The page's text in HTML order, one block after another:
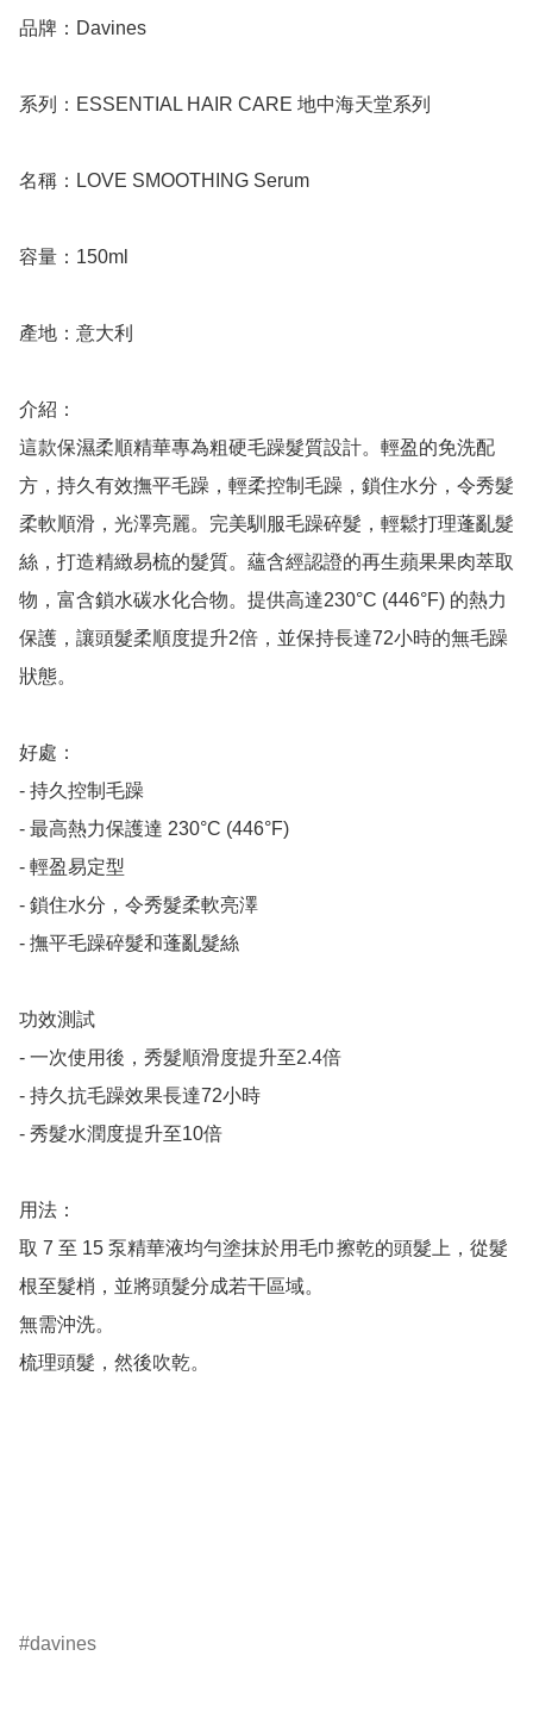
品牌：Davines
系列：ESSENTIAL HAIR CARE 地中海天堂系列
名稱：LOVE SMOOTHING Serum
容量：150ml
產地：意大利
介紹：
這款保濕柔順精華專為粗硬毛躁髮質設計。輕盈的免洗配
方，持久有效撫平毛躁，輕柔控制毛躁，鎖住水分，令秀髮
柔軟順滑，光澤亮麗。完美馴服毛躁碎髮，輕鬆打理蓬亂髮
絲，打造精緻易梳的髮質。蘊含經認證的再生蘋果果肉萃取
物，富含鎖水碳水化合物。提供高達230°C (446°F) 的熱力
保護，讓頭髮柔順度提升2倍，並保持長達72小時的無毛躁
狀態。
好處：
- 持久控制毛躁
- 最高熱力保護達 230°C (446°F)
- 輕盈易定型
- 鎖住水分，令秀髮柔軟亮澤
- 撫平毛躁碎髮和蓬亂髮絲
功效測試
- 一次使用後，秀髮順滑度提升至2.4倍
- 持久抗毛躁效果長達72小時
- 秀髮水潤度提升至10倍
用法：
取 7 至 15 泵精華液均勻塗抹於用毛巾擦乾的頭髮上，從髮
根至髮梢，並將頭髮分成若干區域。
無需沖洗。
梳理頭髮，然後吹乾。
davines